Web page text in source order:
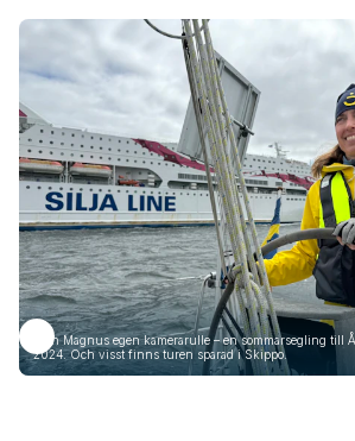
Från Magnus egen kamerarulle – en sommarsegling till
2024. Och visst finns turen sparad i Skippo.